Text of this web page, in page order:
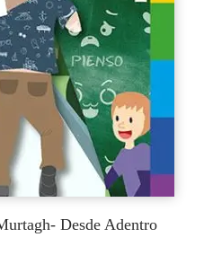
Desde Adentro